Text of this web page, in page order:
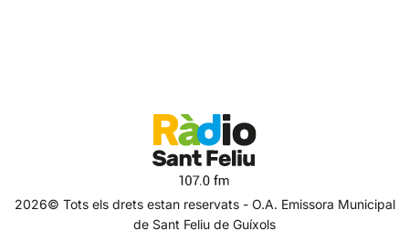
2026© Tots els drets estan reservats - O.A. Emissora Municipal
de Sant Feliu de Guíxols